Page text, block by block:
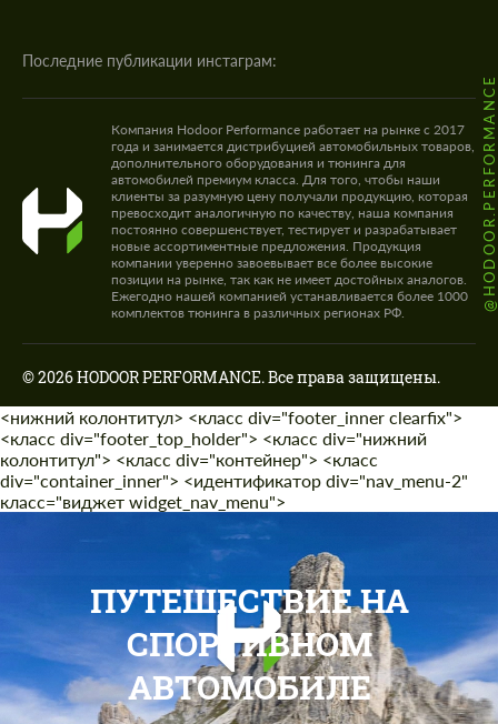
Последние публикации инстаграм:
@HODOOR.PERFORMANCE
Компания Hodoor Performance работает на рынке с 2017
года и занимается дистрибуцией автомобильных товаров,
дополнительного оборудования и тюнинга для
автомобилей премиум класса. Для того, чтобы наши
клиенты за разумную цену получали продукцию, которая
превосходит аналогичную по качеству, наша компания
постоянно совершенствует, тестирует и разрабатывает
новые ассортиментные предложения. Продукция
компании уверенно завоевывает все более высокие
позиции на рынке, так как не имеет достойных аналогов.
Ежегодно нашей компанией устанавливается более 1000
комплектов тюнинга в различных регионах РФ.
© 2026 HODOOR PERFORMANCE. Все права защищены.
<нижний колонтитул> <класс div="footer_inner clearfix">
<класс div="footer_top_holder"> <класс div="нижний
колонтитул"> <класс div="контейнер"> <класс
div="container_inner"> <идентификатор div="nav_menu-2"
класс="виджет widget_nav_menu">
ПУТЕШЕСТВИЕ НА
СПОРТИВНОМ
АВТОМОБИЛЕ